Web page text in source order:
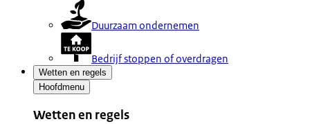
Duurzaam ondernemen
Bedrijf stoppen of overdragen
Wetten en regels
Hoofdmenu
Wetten en regels